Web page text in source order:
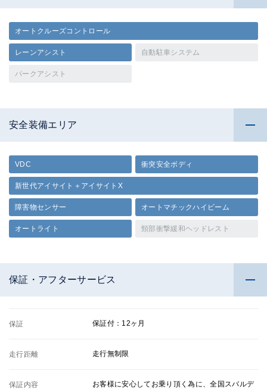
オートクルーズコントロール
レーンアシスト 自動駐車システム
パークアシスト
安全装備エリア
VDC 衝突安全ボディ
新世代アイサイト＋アイサイトX
障害物センサー オートマチックハイビーム
オートライト 頸部衝撃緩和ヘッドレスト
保証・アフターサービス
保証 保証付：12ヶ月
走行距離 走行無制限
保証内容
お客様に安心してお乗り頂く為に、全国スバルデ